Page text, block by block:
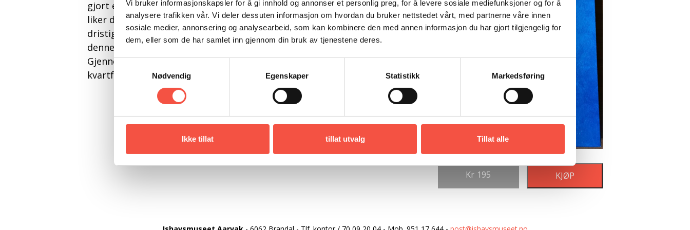
Vi bruker informasjonskapsler for å gi innhold og annonser et personlig preg, for å levere sosiale mediefunksjoner og for å
analysere trafikken vår. Vi deler dessuten informasjon om hvordan du bruker nettstedet vårt, med partnerne våre innen
sosiale medier, annonsering og analysearbeid, som kan kombinere den med annen informasjon du har gjort tilgjengelig for
dem, eller som de har samlet inn gjennom din bruk av tjenestene deres.
Samtykkevalg
Nødvendig
Egenskaper Statistikk Markedsføring
Ikke tillat tillat utvalg Tillat alle
gjort en hederlig innsats i rorhus, basbåt eller på dekk. De fleste av dem
liker dårlig å bli kalt helter. Det er likevel et faktum at deres slit og
dristighet har bidratt til at kysten har vært et godt sted å bo på. Også i
denne boken er mye av stoffet hentet frem gjennom samtaler og intervjuer.
Gjennomillustrert med svart/hvitt fotografier. Med kilder. 319 s., ib.
kvartformat.
Kr 195 KJØP